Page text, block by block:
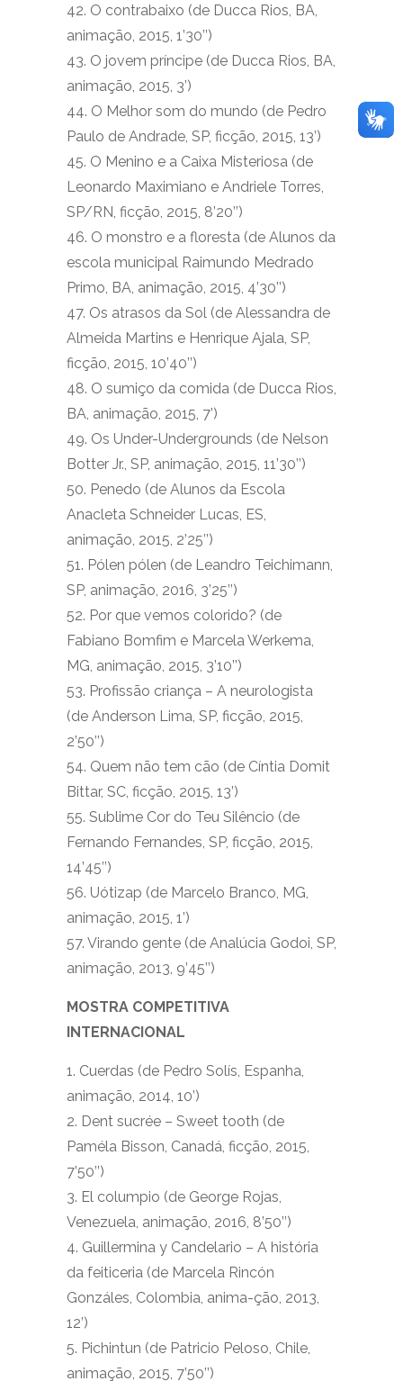
42. O contrabaixo (de Ducca Rios, BA,
animação, 2015, 1’30’’)
43. O jovem príncipe (de Ducca Rios, BA,
animação, 2015, 3’)
44. O Melhor som do mundo (de Pedro
Paulo de Andrade, SP, ficção, 2015, 13’)
45. O Menino e a Caixa Misteriosa (de
Leonardo Maximiano e Andriele Torres,
SP/RN, ficção, 2015, 8’20’’)
46. O monstro e a floresta (de Alunos da
escola municipal Raimundo Medrado
Primo, BA, animação, 2015, 4’30’’)
47. Os atrasos da Sol (de Alessandra de
Almeida Martins e Henrique Ajala, SP,
ficção, 2015, 10’40’’)
48. O sumiço da comida (de Ducca Rios,
BA, animação, 2015, 7’)
49. Os Under-Undergrounds (de Nelson
Botter Jr., SP, animação, 2015, 11’30’’)
50. Penedo (de Alunos da Escola
Anacleta Schneider Lucas, ES,
animação, 2015, 2’25’’)
51. Pólen pólen (de Leandro Teichimann,
SP, animação, 2016, 3’25’’)
52. Por que vemos colorido? (de
Fabiano Bomfim e Marcela Werkema,
MG, animação, 2015, 3’10’’)
53. Profissão criança – A neurologista
(de Anderson Lima, SP, ficção, 2015,
2’50’’)
54. Quem não tem cão (de Cíntia Domit
Bittar, SC, ficção, 2015, 13’)
55. Sublime Cor do Teu Silêncio (de
Fernando Fernandes, SP, ficção, 2015,
14’45’’)
56. Uótizap (de Marcelo Branco, MG,
animação, 2015, 1’)
57. Virando gente (de Analúcia Godoi, SP,
animação, 2013, 9’45’’)
MOSTRA COMPETITIVA
INTERNACIONAL
1. Cuerdas (de Pedro Solís, Espanha,
animação, 2014, 10’)
2. Dent sucrée – Sweet tooth (de
Paméla Bisson, Canadá, ficção, 2015,
7’50’’)
3. El columpio (de George Rojas,
Venezuela, animação, 2016, 8’50’’)
4. Guillermina y Candelario – A história
da feiticeria (de Marcela Rincón
Gonzáles, Colombia, anima-ção, 2013,
12’)
5. Pichintun (de Patricio Peloso, Chile,
animação, 2015, 7’50’’)